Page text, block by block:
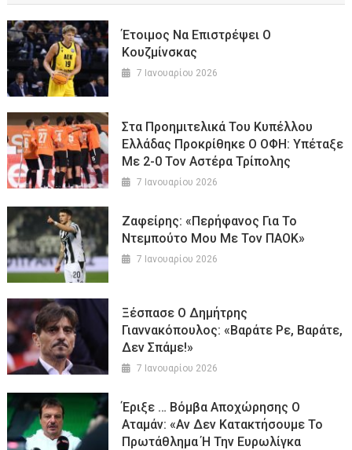
Έτοιμος Να Επιστρέψει Ο
Κουζμίνσκας
7 Ιανουαρίου 2026
Στα Προημιτελικά Του Κυπέλλου
Ελλάδας Προκρίθηκε Ο ΟΦΗ: Υπέταξε
Με 2-0 Τον Αστέρα Τρίπολης
7 Ιανουαρίου 2026
Ζαφείρης: «Περήφανος Για Το
Ντεμπούτο Μου Με Τον ΠΑΟΚ»
7 Ιανουαρίου 2026
Ξέσπασε Ο Δημήτρης
Γιαννακόπουλος: «Βαράτε Ρε, Βαράτε,
Δεν Σπάμε!»
7 Ιανουαρίου 2026
Έριξε … Βόμβα Αποχώρησης Ο
Αταμάν: «Αν Δεν Κατακτήσουμε Το
Πρωτάθλημα Ή Την Ευρωλίγκα